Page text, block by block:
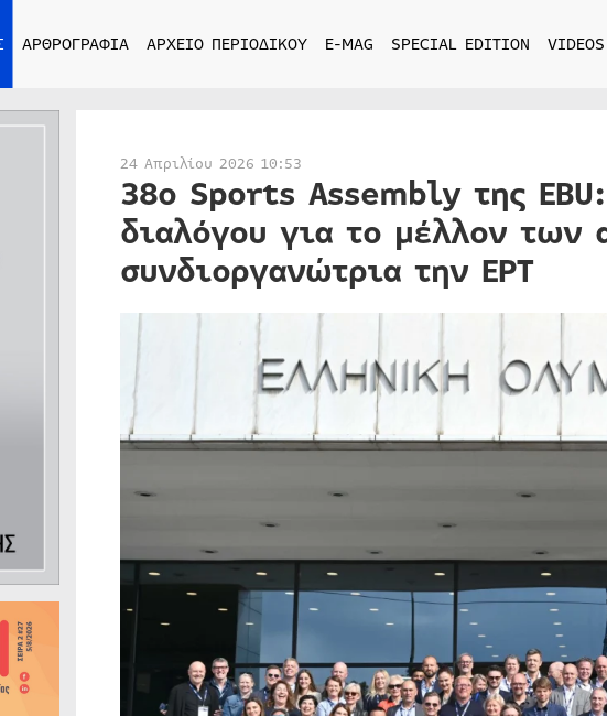
ΑΡΘΡΟΓΡΑΦΙΑ ΑΡΧΕΙΟ ΠΕΡΙΟΔΙΚΟΥ E-MAG SPECIAL EDITION VIDEOS
24 Απριλίου 2026 10:53
38ο Sports Assembly της
διαλόγου για το μέλλον
συνδιοργανώτρια την ΕΡΤ